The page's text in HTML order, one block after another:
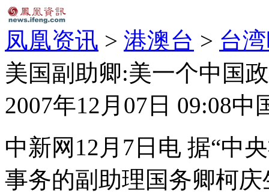
凤凰资讯 > 港澳台 > 台
美国副助卿:美一个中国
2007年12月07日 09:08中
中新网12月7日电 据“中
事务的副助理国务卿柯